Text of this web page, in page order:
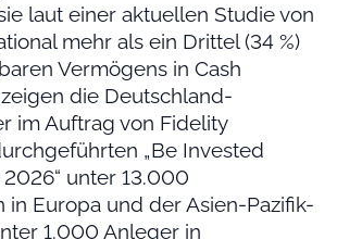
laut einer aktuellen Studie von
mehr als ein Drittel (34 %)
Vermögens in Cash
die Deutschland-
im Auftrag von Fidelity
„Be Invested
unter 13.000
in Europa und der Asien-Pazifik-
1.000 Anleger in